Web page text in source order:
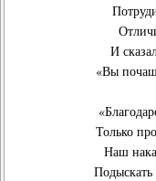
И
«Вы
Только
Наш